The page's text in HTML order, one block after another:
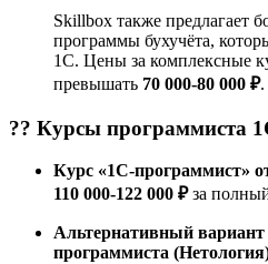
Skillbox также предлагает
программы бухучёта,
1С. Цены за комплексные
превышать 70 000-80 000 ₽.
?‍? Курсы программиста
Курс «1С-программист»
110 000-122 000 ₽за
Альтернативный
программиста